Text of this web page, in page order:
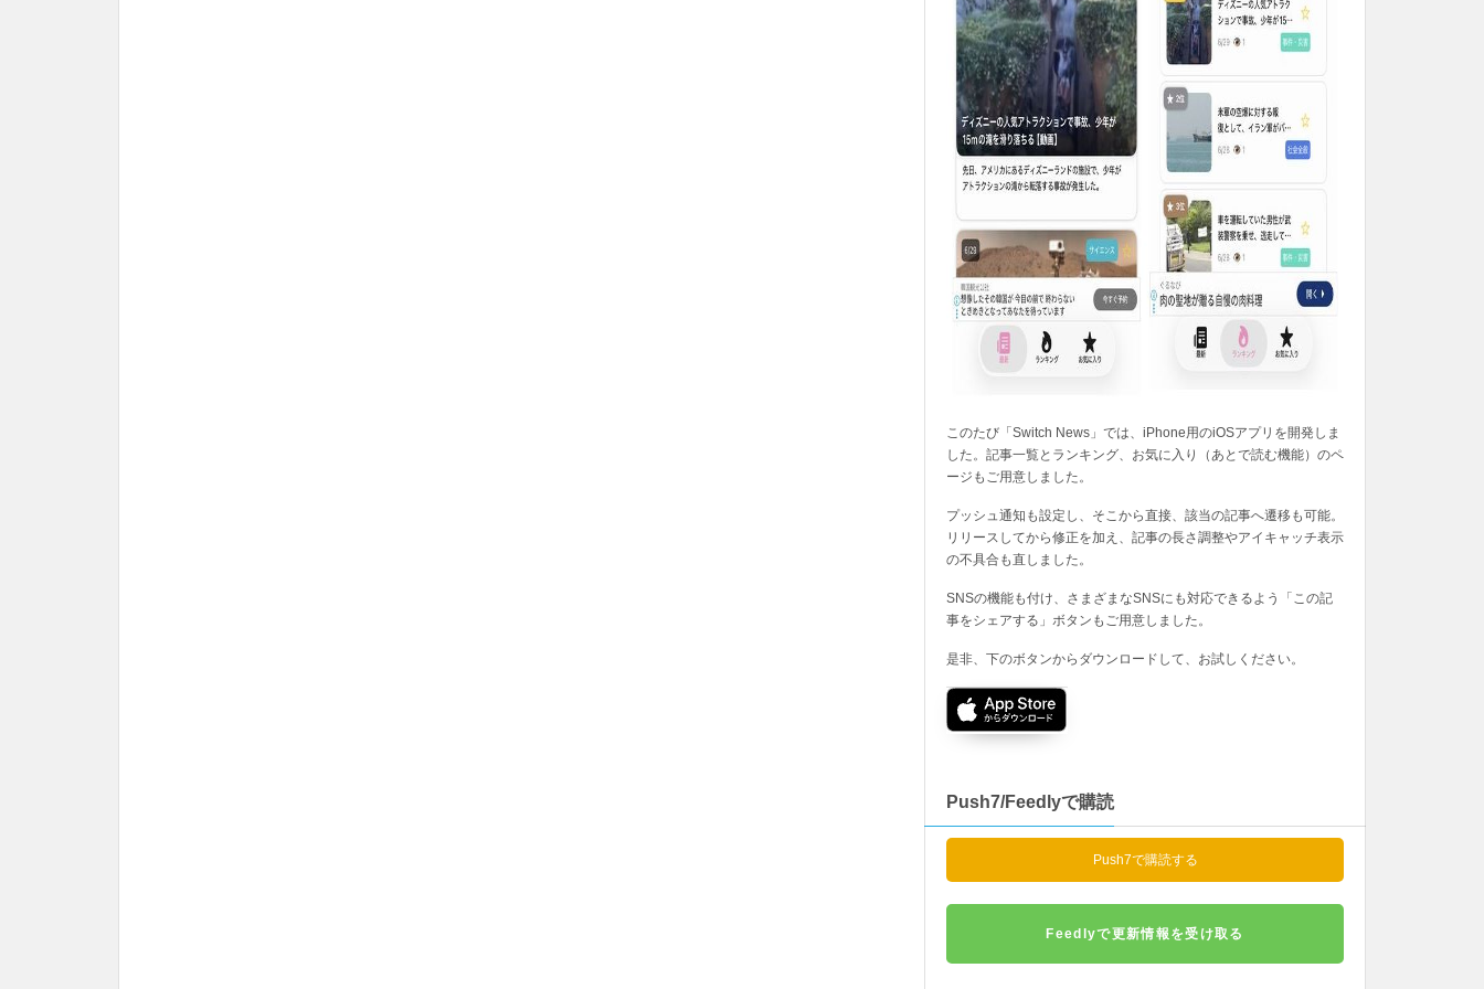
このたび「Switch News」では、iPhone用のiOSアプリを開発しま
した。記事一覧とランキング、お気に入り（あとで読む機能）のペ
ージもご用意しました。
プッシュ通知も設定し、そこから直接、該当の記事へ遷移も可能。
リリースしてから修正を加え、記事の長さ調整やアイキャッチ表示
の不具合も直しました。
SNSの機能も付け、さまざまなSNSにも対応できるよう「この記
事をシェアする」ボタンもご用意しました。
是非、下のボタンからダウンロードして、お試しください。
Push7/Feedlyで購読
Push7で購読する
Feedlyで更新情報を受け取る